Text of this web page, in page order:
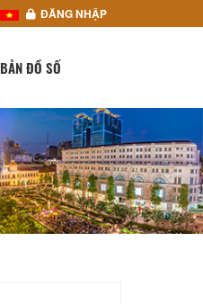
ĐĂNG NHẬP
BẢN ĐỒ SỐ